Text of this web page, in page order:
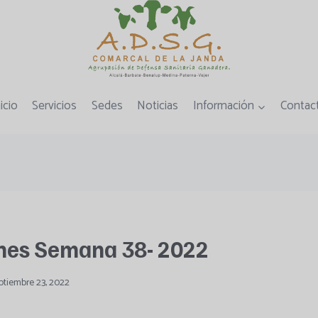
Servicios Sedes Noticias Información
Semana 38- 2022
23, 2022